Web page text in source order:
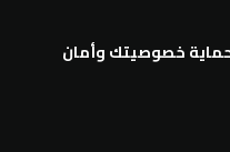
خصوصيتك وأمان